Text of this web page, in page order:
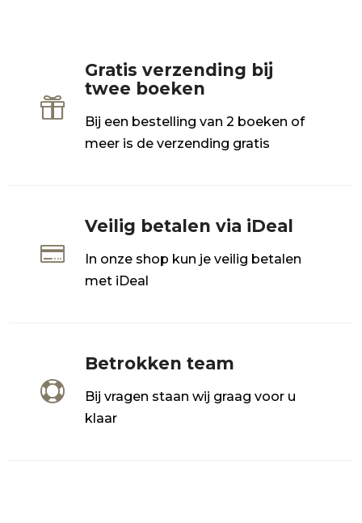

Gratis verzending bij
twee boeken
Bij een bestelling van 2 boeken of
meer is de verzending gratis

Veilig betalen via iDeal
In onze shop kun je veilig betalen
met iDeal

Betrokken team
Bij vragen staan wij graag voor u
klaar